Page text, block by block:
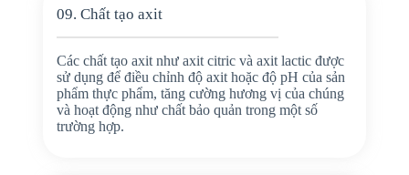
09. Chất tạo axit
Các chất tạo axit như axit citric và axit lactic được
sử dụng để điều chỉnh độ axit hoặc độ pH của sản
phẩm thực phẩm, tăng cường hương vị của chúng
và hoạt động như chất bảo quản trong một số
trường hợp.